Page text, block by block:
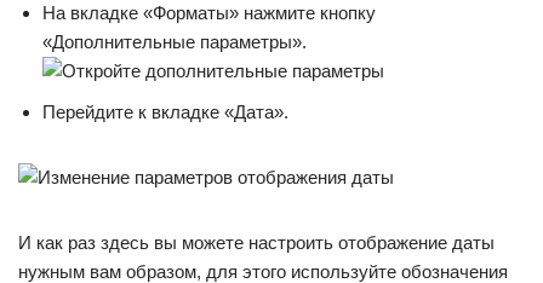
На вкладке «Форматы» нажмите кнопку
«Дополнительные параметры».
Перейдите к вкладке «Дата».
И как раз здесь вы можете настроить отображение даты
нужным вам образом, для этого используйте обозначения